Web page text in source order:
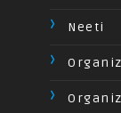
Neeti